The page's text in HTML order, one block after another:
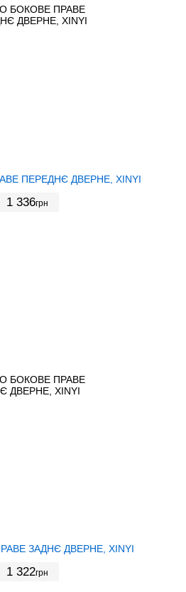
ПЕРЕДНЄ ДВЕРНЕ, XINYI
1 336грн
ЗАДНЄ ДВЕРНЕ, XINYI
1 322грн